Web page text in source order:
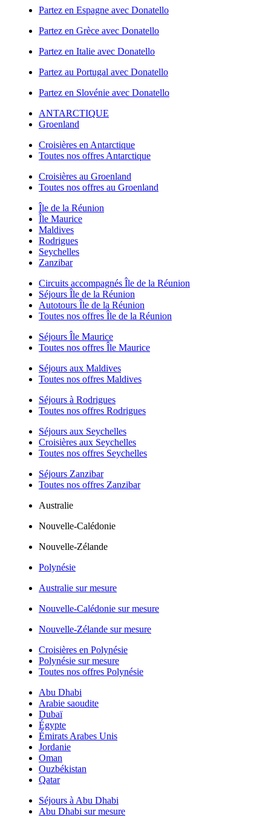
Partez en Espagne avec Donatello
Partez en Grèce avec Donatello
Partez en Italie avec Donatello
Partez au Portugal avec Donatello
Partez en Slovénie avec Donatello
ANTARCTIQUE
Groenland
Croisières en Antarctique
Toutes nos offres Antarctique
Croisières au Groenland
Toutes nos offres au Groenland
Île de la Réunion
Île Maurice
Maldives
Rodrigues
Seychelles
Zanzibar
Circuits accompagnés Île de la Réunion
Séjours Île de la Réunion
Autotours Île de la Réunion
Toutes nos offres Île de la Réunion
Séjours Île Maurice
Toutes nos offres Île Maurice
Séjours aux Maldives
Toutes nos offres Maldives
Séjours à Rodrigues
Toutes nos offres Rodrigues
Séjours aux Seychelles
Croisières aux Seychelles
Toutes nos offres Seychelles
Séjours Zanzibar
Toutes nos offres Zanzibar
Australie
Nouvelle-Calédonie
Nouvelle-Zélande
Polynésie
Australie sur mesure
Nouvelle-Calédonie sur mesure
Nouvelle-Zélande sur mesure
Croisières en Polynésie
Polynésie sur mesure
Toutes nos offres Polynésie
Abu Dhabi
Arabie saoudite
Dubaï
Égypte
Émirats Arabes Unis
Jordanie
Oman
Ouzbékistan
Qatar
Séjours à Abu Dhabi
Abu Dhabi sur mesure